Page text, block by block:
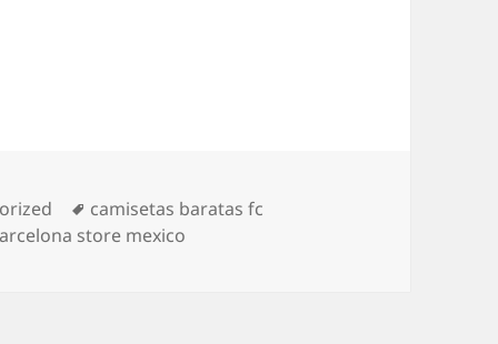
Etiquetas
camisetas baratas fc
store mexico